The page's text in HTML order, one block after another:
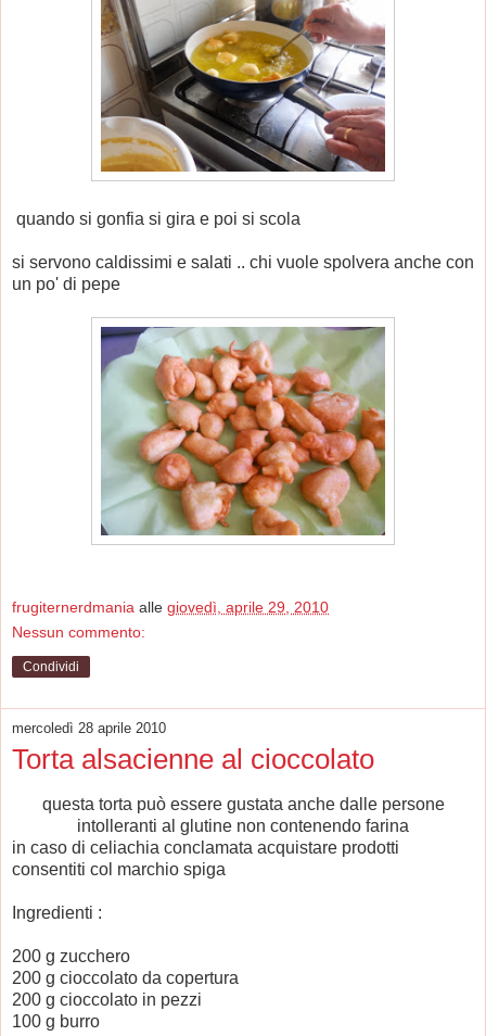
quando si gonfia si gira e poi si scola
si servono caldissimi e salati .. chi vuole spolvera anche con
un po' di pepe
frugiternerdmania alle giovedì, aprile 29, 2010
Nessun commento:
Condividi
mercoledì 28 aprile 2010
Torta alsacienne al cioccolato
questa torta può essere gustata anche dalle persone
intolleranti al glutine non contenendo farina
in caso di celiachia conclamata acquistare prodotti
consentiti col marchio spiga
Ingredienti :
200 g zucchero
200 g cioccolato da copertura
200 g cioccolato in pezzi
100 g burro